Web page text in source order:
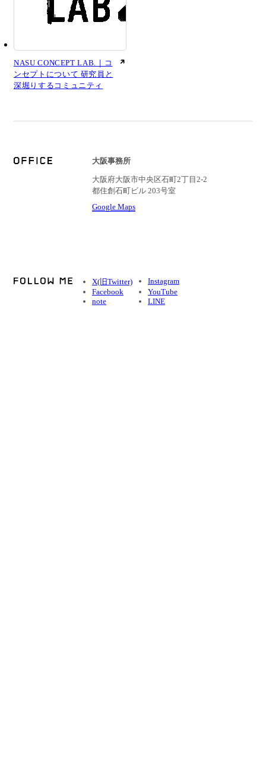
NASU CONCEPT LAB.｜コ
ンセプトについて 研究員と
深堀りするコミュニティ
大阪事務所
大阪府大阪市中央区石町2丁目2-2
都住創石町ビル 203号室
Google Maps
X(旧Twitter)
Instagram
Facebook
YouTube
note
LINE